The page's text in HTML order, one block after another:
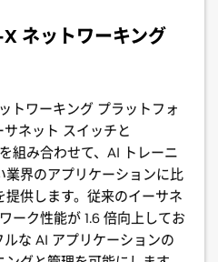
ネットワーキング
ワーキング プラットフォ
ネット スイッチと
組み合わせて、AI トレーニ
業界のアプリケーションに比
供します。従来のイーサネ
ーク性能が 1.6 倍向上してお
な AI アプリケーションの